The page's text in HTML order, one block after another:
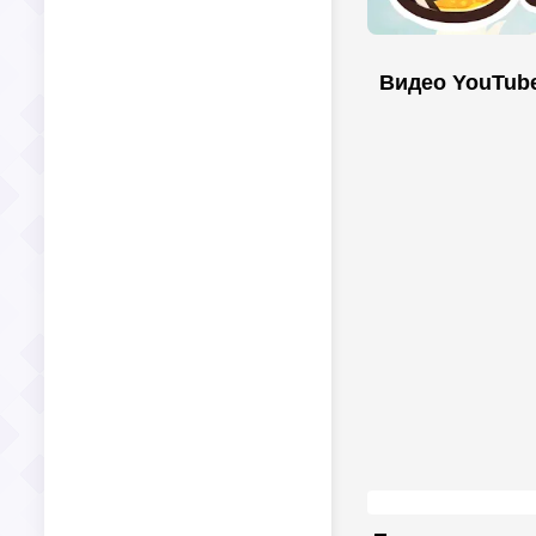
Видео